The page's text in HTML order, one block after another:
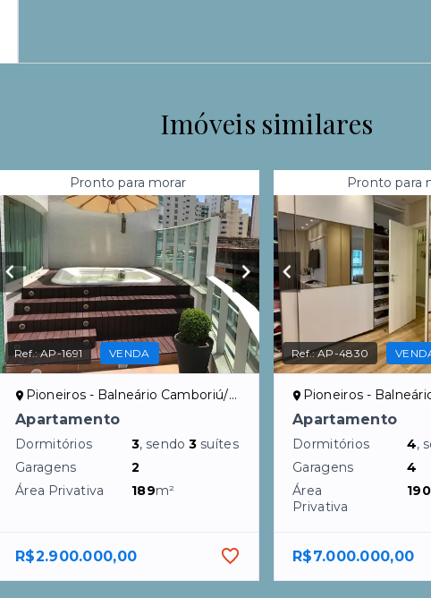
Imóveis similares
Pronto para morar
Ref.:AP-1691 VENDA
Pioneiros - Balneário Camboriú/SC
Apartamento
Dormitórios 3, sendo3 suítes
Garagens
2
Área Privativa
189m²
R$2.900.000,00
Pronto para
Ref.:AP-4830
Pioneiros - Balneário
Apartamento
Dormitórios 4,
Garagens
4
Área
Privativa
190
R$7.000.000,00